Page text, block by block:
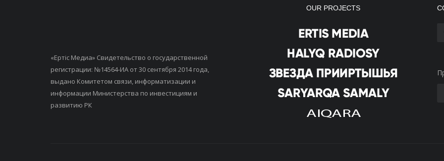
«Ертiс Медиа» Свидетельство о государственной
регистрации: №14564-ИА от 30 сентября 2014 года,
выдано Комитетом связи, информатизации и
информации Министерства по инвестициям и
развитию РК
OUR PROJECTS